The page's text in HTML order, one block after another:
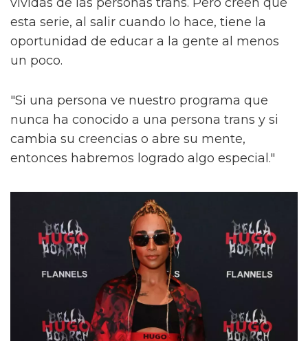
esta serie, al salir cuando lo hace, tiene la
oportunidad de educar a la gente al menos
un poco.
"Si una persona ve nuestro programa que
nunca ha conocido a una persona trans y si
cambia su creencias o abre su mente,
entonces habremos logrado algo especial."